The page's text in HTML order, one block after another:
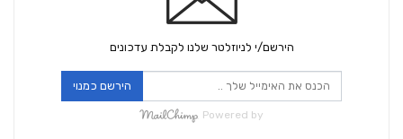
הירשם/י לניוזלטר שלנו לקבלת עדכונים
הירשם כמנוי
Powered by